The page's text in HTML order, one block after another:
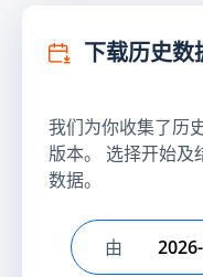
下载历史数
我们为你收集了历
版本。 选择开始及
数据。
选择开始日
由